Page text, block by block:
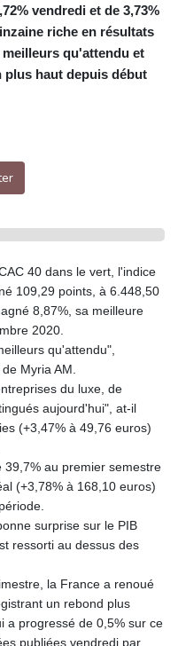
vendredi et de 3,73%
riche en résultats
qu'attendu et
plus haut depuis début
40 dans le vert, l'indice
109,29 points, à 6.448,50
8,87%, sa meilleure
2020.
qu'attendu",
Myria AM.
du luxe, de
aujourd'hui", at-il
(+3,47% à 49,76 euros)
au premier semestre
(+3,78% à 168,10 euros)
surprise sur le PIB
ressorti au dessus des
la France a renoué
un rebond plus
a progressé de 0,5% sur ce
publiées vendredi par